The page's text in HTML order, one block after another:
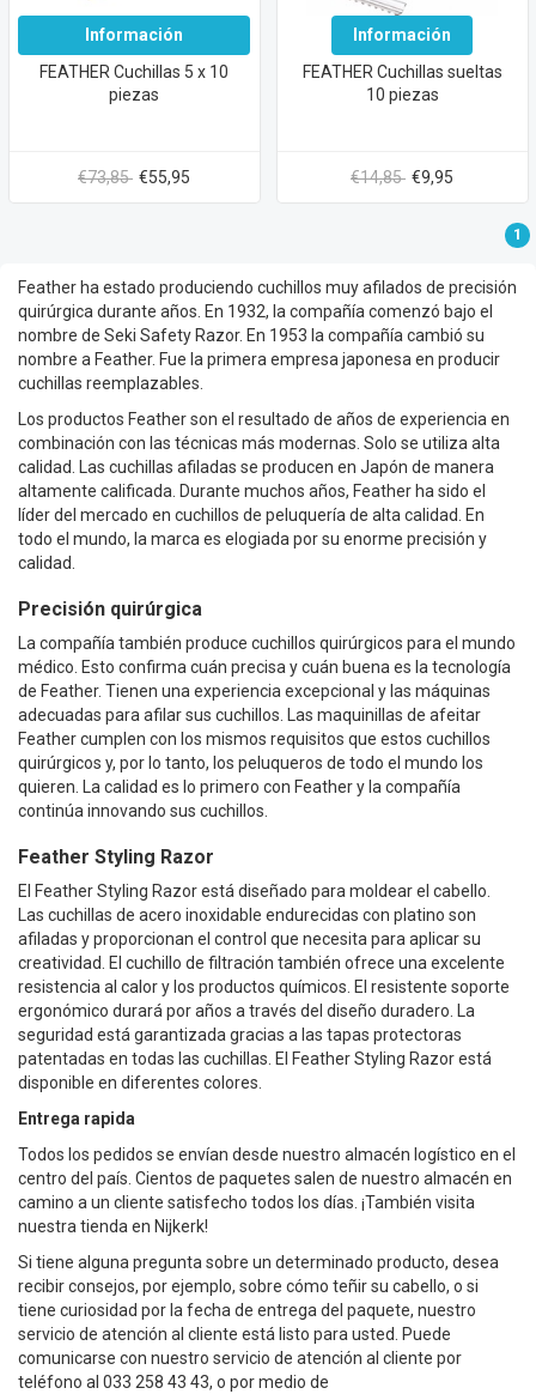
Información
FEATHER Cuchillas 5 x 10
piezas
€73,85 €55,95
Información
FEATHER Cuchillas sueltas
10 piezas
€14,85 €9,95
1
Feather ha estado produciendo cuchillos muy afilados de precisión
quirúrgica durante años. En 1932, la compañía comenzó bajo el
nombre de Seki Safety Razor. En 1953 la compañía cambió su
nombre a Feather. Fue la primera empresa japonesa en producir
cuchillas reemplazables.
Los productos Feather son el resultado de años de experiencia en
combinación con las técnicas más modernas. Solo se utiliza alta
calidad. Las cuchillas afiladas se producen en Japón de manera
altamente calificada. Durante muchos años, Feather ha sido el
líder del mercado en cuchillos de peluquería de alta calidad. En
todo el mundo, la marca es elogiada por su enorme precisión y
calidad.
Precisión quirúrgica
La compañía también produce cuchillos quirúrgicos para el mundo
médico. Esto confirma cuán precisa y cuán buena es la tecnología
de Feather. Tienen una experiencia excepcional y las máquinas
adecuadas para afilar sus cuchillos. Las maquinillas de afeitar
Feather cumplen con los mismos requisitos que estos cuchillos
quirúrgicos y, por lo tanto, los peluqueros de todo el mundo los
quieren. La calidad es lo primero con Feather y la compañía
continúa innovando sus cuchillos.
Feather Styling Razor
El Feather Styling Razor está diseñado para moldear el cabello.
Las cuchillas de acero inoxidable endurecidas con platino son
afiladas y proporcionan el control que necesita para aplicar su
creatividad. El cuchillo de filtración también ofrece una excelente
resistencia al calor y los productos químicos. El resistente soporte
ergonómico durará por años a través del diseño duradero. La
seguridad está garantizada gracias a las tapas protectoras
patentadas en todas las cuchillas. El Feather Styling Razor está
disponible en diferentes colores.
Entrega rapida
Todos los pedidos se envían desde nuestro almacén logístico en el
centro del país. Cientos de paquetes salen de nuestro almacén en
camino a un cliente satisfecho todos los días. ¡También visita
nuestra tienda en Nijkerk!
Si tiene alguna pregunta sobre un determinado producto, desea
recibir consejos, por ejemplo, sobre cómo teñir su cabello, o si
tiene curiosidad por la fecha de entrega del paquete, nuestro
servicio de atención al cliente está listo para usted. Puede
comunicarse con nuestro servicio de atención al cliente por
teléfono al 033 258 43 43, o por medio de